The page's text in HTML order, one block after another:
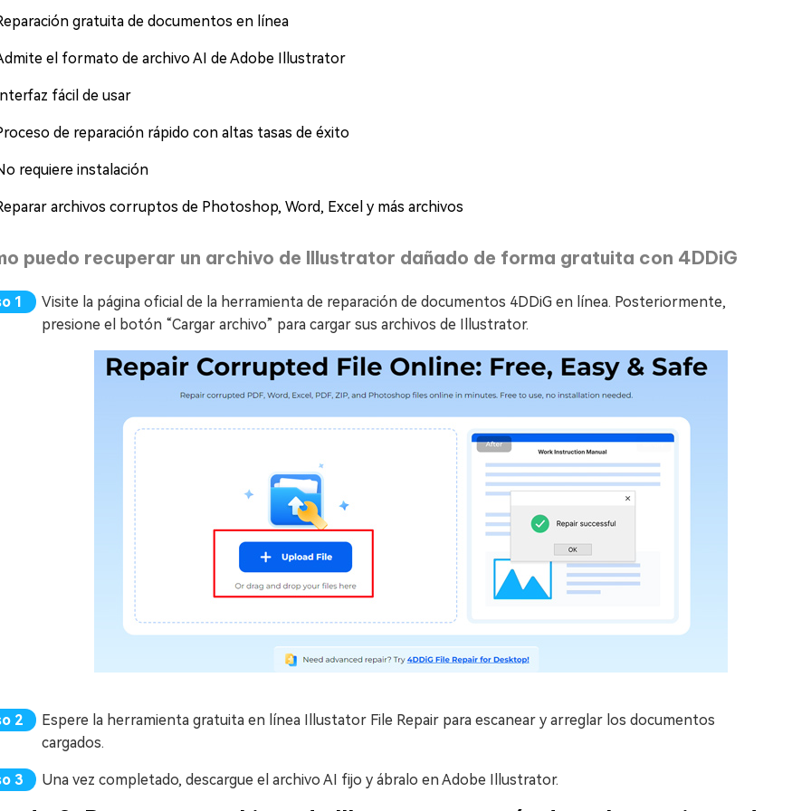
gratuita de documentos en línea
el formato de archivo AI de Adobe Illustrator
fácil de usar
de reparación rápido con altas tasas de éxito
requiere instalación
archivos corruptos de Photoshop, Word, Excel y más archivos
puedo recuperar un archivo de Illustrator dañado de forma gratuita con 4DDiG
Visite la página oficial de la herramienta de reparación de documentos 4DDiG en línea. Posteriormente,
presione el botón “Cargar archivo” para cargar sus archivos de Illustrator.
Espere la herramienta gratuita en línea Illustator File Repair para escanear y arreglar los documentos
cargados.
Una vez completado, descargue el archivo AI fijo y ábralo en Adobe Illustrator.